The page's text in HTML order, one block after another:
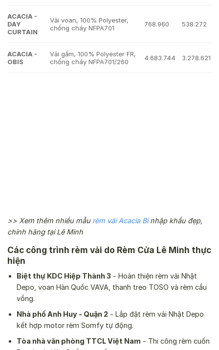
ACACIA -
DAY
CURTAIN
Vải voan, 100% Polyester,
chống cháy NFPA701
768.960 538.272
ACACIA -
OBIS
Vải gấm, 100% Polyester FR,
chống cháy NFPA701/260
4.683.744 3.278.621
>> Xem thêm nhiều mẫu rèm vải Acacia Bỉnhập khẩu đẹp,
chính hãng tại Lê Minh
Các công trình rèm vải do Rèm Cửa Lê Minh thực
hiện
Biệt thự KDC Hiệp Thành 3 - Hoàn thiện rèm vải Nhật
Depo, voan Hàn Quốc VAVA, thanh treo TOSO và rèm cầu
vồng.
Nhà phố Anh Huy - Quận 2 - Lắp đặt rèm vải Nhật Depo
kết hợp motor rèm Somfy tự động.
Tòa nhà văn phòng TTCL Việt Nam - Thi công rèm cuốn